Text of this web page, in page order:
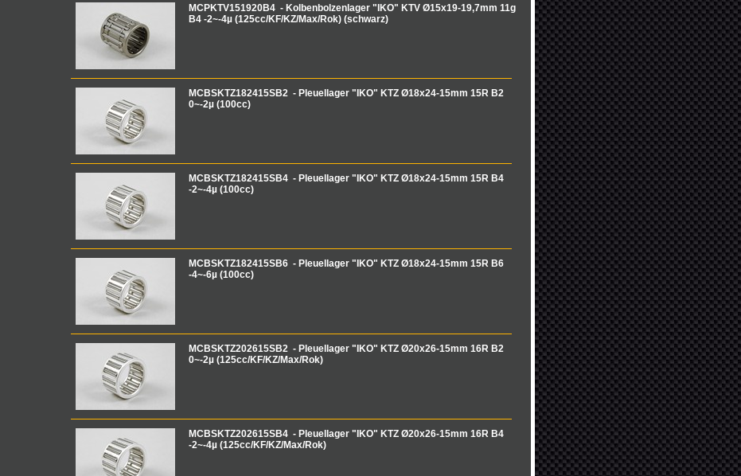
MCPKTV151920B4 - Kolbenbolzenlager "IKO" KTV Ø15x19-19,7mm 11g
B4 -2~-4µ (125cc/KF/KZ/Max/Rok) (schwarz)
MCBSKTZ182415SB2 - Pleuellager "IKO" KTZ Ø18x24-15mm 15R B2
0~-2µ (100cc)
MCBSKTZ182415SB4 - Pleuellager "IKO" KTZ Ø18x24-15mm 15R B4
-2~-4µ (100cc)
MCBSKTZ182415SB6 - Pleuellager "IKO" KTZ Ø18x24-15mm 15R B6
-4~-6µ (100cc)
MCBSKTZ202615SB2 - Pleuellager "IKO" KTZ Ø20x26-15mm 16R B2
0~-2µ (125cc/KF/KZ/Max/Rok)
MCBSKTZ202615SB4 - Pleuellager "IKO" KTZ Ø20x26-15mm 16R B4
-2~-4µ (125cc/KF/KZ/Max/Rok)